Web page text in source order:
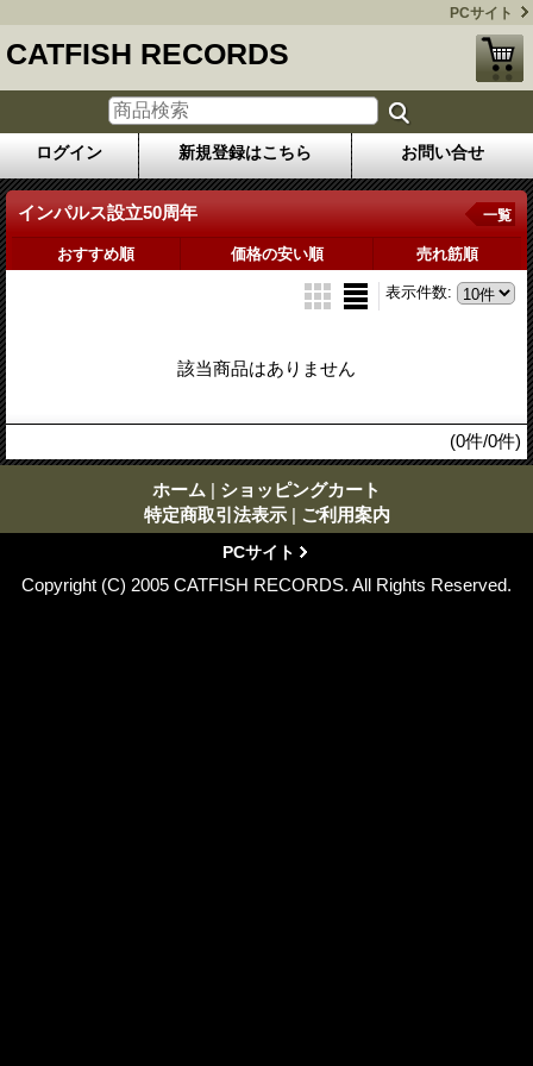
PCサイト
CATFISH RECORDS
ログイン 新規登録はこちら お問い合せ
インパルス設立50周年 一覧
おすすめ順 価格の安い順 売れ筋順
表示件数:
該当商品はありません
(0件/0件)
ホーム | ショッピングカート
特定商取引法表示 | ご利用案内
PCサイト
Copyright (C) 2005 CATFISH RECORDS. All Rights Reserved.